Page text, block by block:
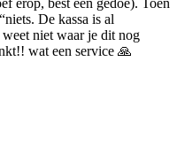
erop, best een gedoe). Toen
De kassa is al
niet waar je dit nog
wat een service 🙏